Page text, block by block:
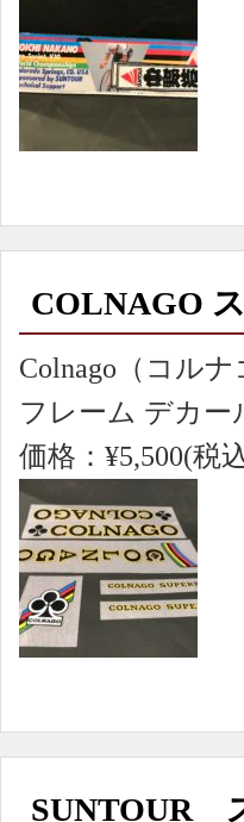
COLNAGO
Colnago（コルナ
フレーム デカー
価格：¥5,500(税
SUNTOUR